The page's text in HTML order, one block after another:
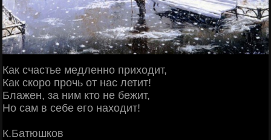
Как счастье медленно приходит,
Как скоро прочь от нас летит!
Блажен, за ним кто не бежит,
Но сам в себе его находит!
К.Батюшков